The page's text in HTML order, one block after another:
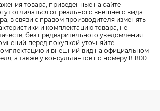
товара, приведенные на сайте
отличаться от реального внешнего вида
в связи с правом производителя изменять
и комплектацию товара, не
без предварительного уведомления.
перед покупкой уточняйте
и внешний вид на официальном
а также у консультантов по номеру 8 800